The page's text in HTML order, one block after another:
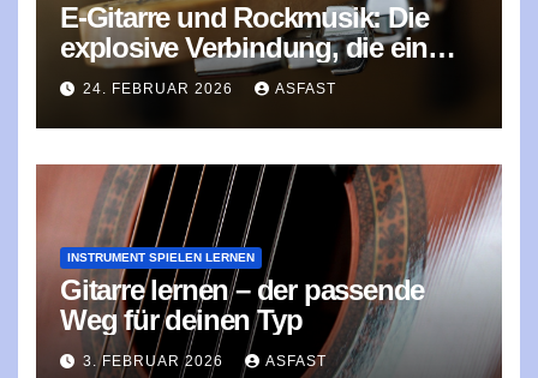
E‑Gitarre und Rockmusik: Die
explosive Verbindung, die ein
Genre prägte
24. FEBRUAR 2026 ASFAST
INSTRUMENT SPIELEN LERNEN
Gitarre lernen – der passende
Weg für deinen Typ
3. FEBRUAR 2026 ASFAST